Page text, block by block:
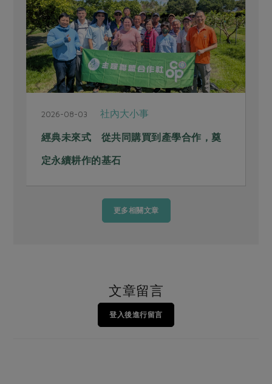
2026-08-03 社內大小事
經典未來式 從共同購買到產學合作，奠
定永續耕作的基石
更多相關文章
文章留言
登入後進行留言